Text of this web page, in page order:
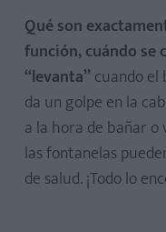
Qué son
función, cuándo se
“levanta” cuando el
da un golpe en la
a la hora de bañar
las fontanelas
de salud. ¡Todo lo